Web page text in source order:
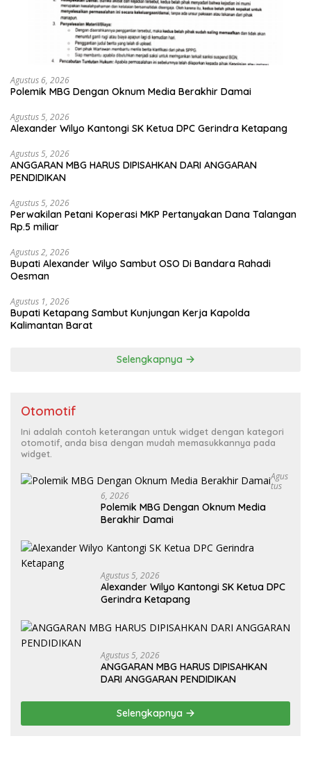
Agustus 6, 2026
Polemik MBG Dengan Oknum Media Berakhir Damai
Agustus 5, 2026
Alexander Wilyo Kantongi SK Ketua DPC Gerindra Ketapang
Agustus 5, 2026
ANGGARAN MBG HARUS DIPISAHKAN DARI ANGGARAN
PENDIDIKAN
Agustus 5, 2026
Perwakilan Petani Koperasi MKP Pertanyakan Dana Talangan
Rp.5 miliar
Agustus 2, 2026
Bupati Alexander Wilyo Sambut OSO Di Bandara Rahadi
Oesman
Agustus 1, 2026
Bupati Ketapang Sambut Kunjungan Kerja Kapolda
Kalimantan Barat
Selengkapnya
Otomotif
Ini adalah contoh keterangan untuk widget dengan kategori
otomotif, anda bisa dengan mudah memasukkannya pada
widget.
Agus
Tus
6, 2026
Polemik MBG Dengan Oknum Media
Berakhir Damai
Agustus 5, 2026
Alexander Wilyo Kantongi SK Ketua DPC
Gerindra Ketapang
Agustus 5, 2026
ANGGARAN MBG HARUS DIPISAHKAN
DARI ANGGARAN PENDIDIKAN
Selengkapnya